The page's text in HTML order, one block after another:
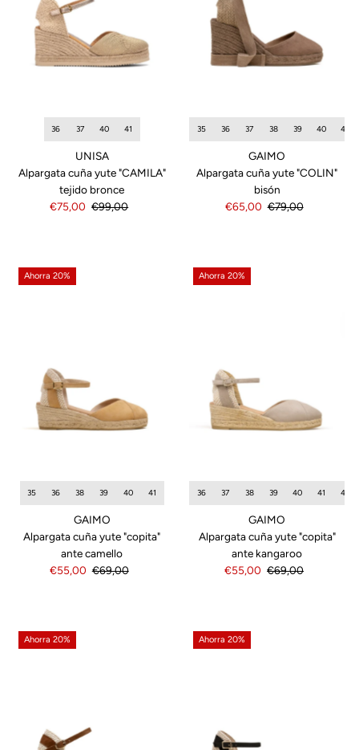
36 37 40 41
UNISA
Alpargata cuña yute "CAMILA"
tejido bronce
Precio
€75,00 Precio
€99,00
35 36 37 38 39 40 42
GAIMO
Alpargata cuña yute "COLIN"
bisón
Precio
€65,00 Precio
€79,00
Ahorra 20%
35 36 38 39 40 41
GAIMO
Alpargata cuña yute "copita"
ante camello
Precio
€55,00 Precio
€69,00
Ahorra 20%
36 37 38 39 40 41 42
GAIMO
Alpargata cuña yute "copita"
ante kangaroo
Precio
€55,00 Precio
€69,00
Ahorra 20% Ahorra 20%